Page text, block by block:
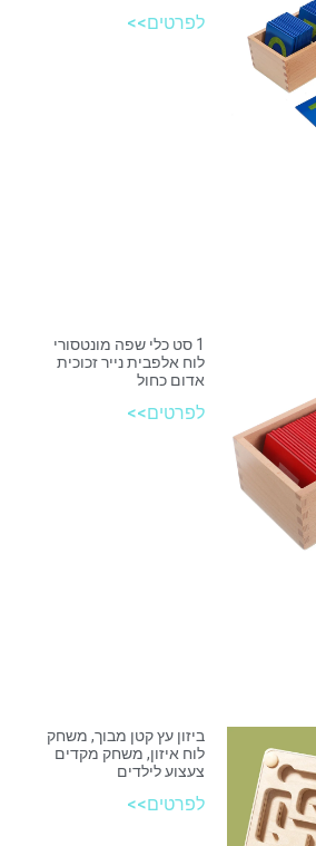
לפרטים>>
1 סט כלי שפה מונטסורי
לוח אלפבית נייר זכוכית
אדום כחול
לפרטים>>
ביזון עץ קטן מבוך, משחק
לוח איזון, משחק מקדים
צעצוע לילדים
לפרטים>>